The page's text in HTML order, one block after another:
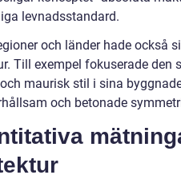
levnadsstandard.
och länder hade också
Till exempel fokuserade den
maurisk stil i sina
och betonade